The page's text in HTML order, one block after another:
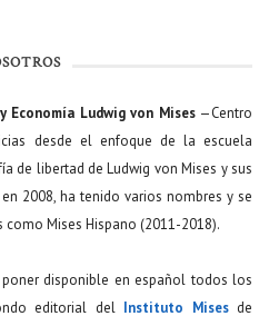
Ludwig von Mises—Centro
desde el enfoque de la escuela
de libertad de Ludwig von Mises y sus
2008, ha tenido varios nombres y se
Mises Hispano (2011-2018).
disponible en español todos los
editorial del Instituto Misesde